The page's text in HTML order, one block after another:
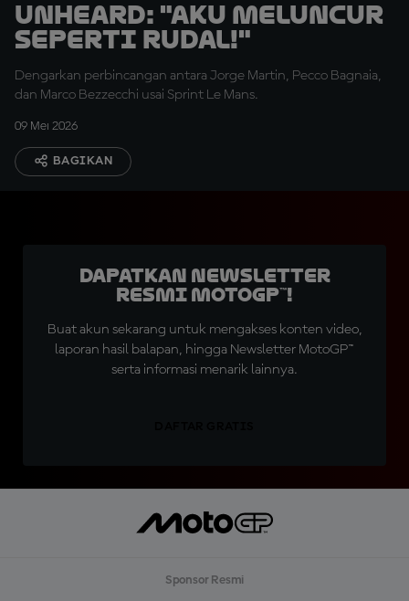
UNHEARD: "Aku Meluncur
seperti Rudal!"
Dengarkan perbincangan antara Jorge Martin, Pecco Bagnaia,
dan Marco Bezzecchi usai Sprint Le Mans.
09 Mei 2026
BAGIKAN
Dapatkan Newsletter
Resmi MotoGP™!
Buat akun sekarang untuk mengakses konten video,
laporan hasil balapan, hingga Newsletter MotoGP™
serta informasi menarik lainnya.
Sponsor Resmi